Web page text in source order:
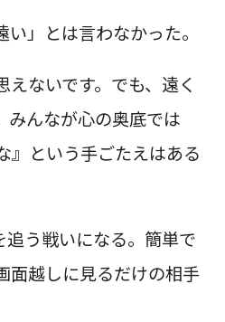
」とは言わなかった。
えないです。でも、遠く
みんなが心の奥底では
』という手ごたえはある
う戦いになる。簡単で
面越しに見るだけの相手